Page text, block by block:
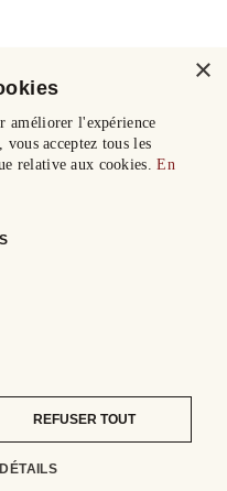
×
améliorer l'expérience
acceptez tous les
relative aux cookies.En
REFUSER TOUT